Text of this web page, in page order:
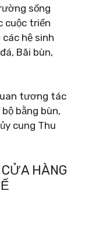
sống
cuộc triển
hệ sinh
Bãi bùn,
tương tác
bằng bùn,
cung Thu
HÀNG